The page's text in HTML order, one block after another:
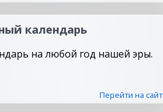
календарь
на любой год нашей эры.
Перейти на сайт